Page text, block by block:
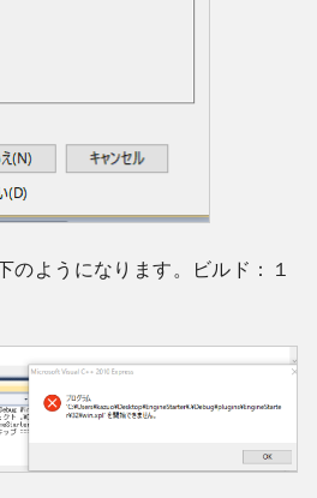
のようになります。ビルド：１